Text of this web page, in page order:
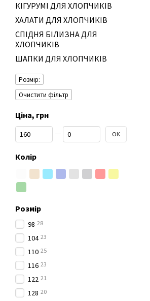
КІГУРУМІ ДЛЯ ХЛОПЧИКІВ
ХАЛАТИ ДЛЯ ХЛОПЧИКІВ
СПІДНЯ БІЛИЗНА ДЛЯ
ХЛОПЧИКІВ
ШАПКИ ДЛЯ ХЛОПЧИКІВ
Розмір:
Очистити фільтр
Ціна, грн
Від Ціна, грн
До Ціна, грн ОК
Колір
Розмір
98 28
104 23
110 25
116 23
122 21
128 20